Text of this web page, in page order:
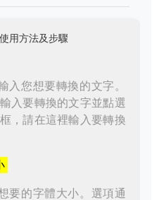
用方法及步驟
入您想要轉換的文字。
入要轉換的文字並點選
，請在這裡輸入要轉換
要的字體大小。選項通